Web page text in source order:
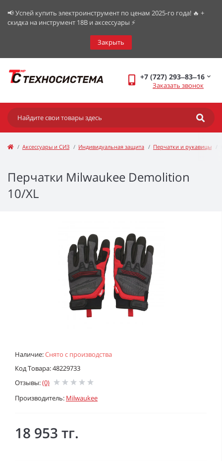
📢 Успей купить электроинструмент по ценам 2025-го года! 🔥 +
скидка на инструмент 18В и аксессуары ⚡️
Закрыть
+7 (727) 293‒83‒16
Заказать звонок
Аксессуары и СИЗ Индивидуальная защита Перчатки и рукавицы
Перчатки Milwaukee Demolition
10/XL
Наличие:Снято с производства
Код Товара: 48229733
Отзывы:(0)
Производитель: Milwaukee
18 953 тг.